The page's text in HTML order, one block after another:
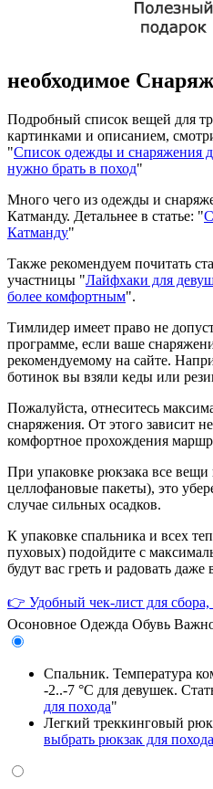
необходимое
Подробный список вещей для
картинками и описанием,
"Список одежды и снаряжения
нужно брать в поход"
Много чего из одежды и
Катманду. Детальнее в статье: "
Катманду"
Также рекомендуем почитать
участницы "Лайфхаки для
более комфортным".
Тимлидер имеет право не
программе, если ваше
рекомендуемому на сайте.
ботинок вы взяли кеды или
Пожалуйста, отнеситесь
снаряжения. От этого зависит
комфортное прохождения
При упаковке рюкзака все
целлофановые пакеты), это
случае сильных осадков.
К упаковке спальника и всех
пуховых) подойдите с
будут вас греть и радовать
👉 Удобный чек-лист для сбора,
Осоновное Одежда Обувь
Спальник. Температура
-2..-7 °С для девушек.
для похода"
Легкий треккинговый
выбрать рюкзак для